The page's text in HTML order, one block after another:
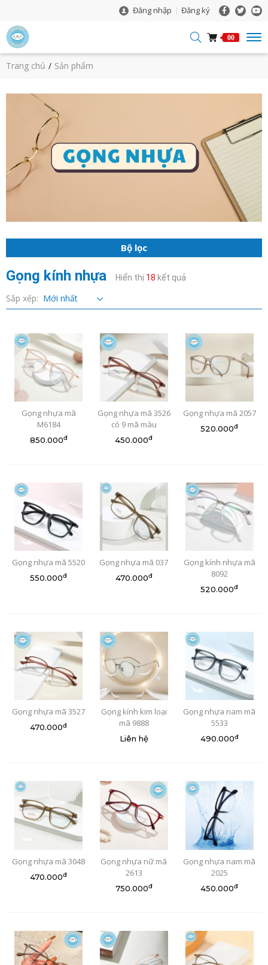
Đăng nhập Đăng ký
00
Trang chủ Sản phẩm
Bộ lọc
Gọng kính nhựa Hiển thị 18 kết quả
Sắp xếp:
Gọng nhựa mã
M6184
850.000đ
Gọng nhựa mã 3526
có 9 mã màu
450.000đ
Gọng nhựa mã 2057
520.000đ
Gọng nhựa mã 5520
550.000đ
Gọng nhựa mã 037
470.000đ
Gọng kính nhựa mã
8092
520.000đ
Gọng nhựa mã 3527
470.000đ
Gọng kính kim loại
mã 9888
Liên hệ
Gọng nhựa nam mã
5533
490.000đ
Gọng nhựa mã 3048
470.000đ
Gọng nhựa nữ mã
2613
750.000đ
Gọng nhựa nam mã
2025
450.000đ